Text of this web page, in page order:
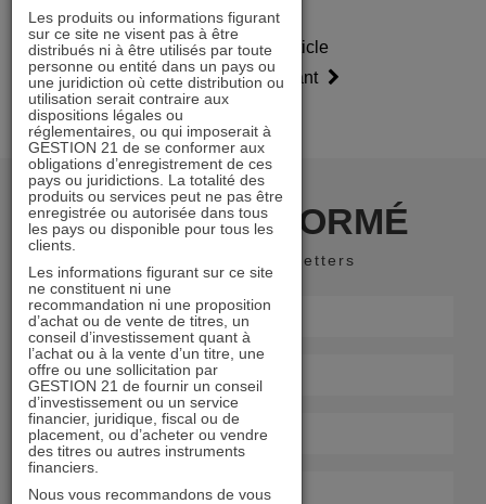
Article
précédent
Article
suivant
RESTER INFORMÉ
Recevoir nos newsletters
Les produits ou informations figurant
sur ce site ne visent pas à être
distribués ni à être utilisés par toute
personne ou entité dans un pays ou
une juridiction où cette distribution ou
utilisation serait contraire aux
dispositions légales ou
réglementaires, ou qui imposerait à
GESTION 21 de se conformer aux
obligations d’enregistrement de ces
pays ou juridictions. La totalité des
produits ou services peut ne pas être
enregistrée ou autorisée dans tous
les pays ou disponible pour tous les
clients.
Les informations figurant sur ce site
ne constituent ni une
recommandation ni une proposition
d’achat ou de vente de titres, un
conseil d’investissement quant à
l’achat ou à la vente d’un titre, une
offre ou une sollicitation par
GESTION 21 de fournir un conseil
d’investissement ou un service
financier, juridique, fiscal ou de
placement, ou d’acheter ou vendre
des titres ou autres instruments
financiers.
Nous vous recommandons de vous